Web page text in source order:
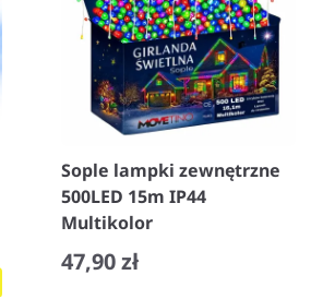
Sople lampki zewnętrzne
500LED 15m IP44
Multikolor
47,90 zł